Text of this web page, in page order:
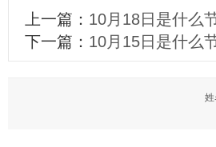
上一篇： 10月18日是什么
下一篇： 10月15日是什么
姓